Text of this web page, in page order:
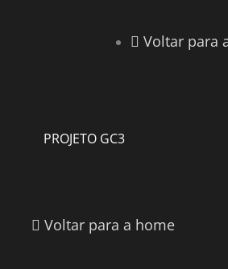
Voltar para
PROJETO GC3
Voltar para a home